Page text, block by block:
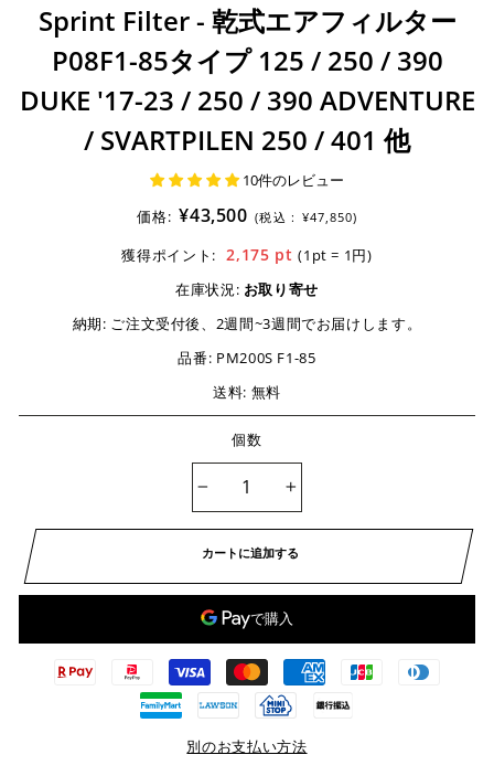
Sprint Filter - 乾式エアフィルター
P08F1-85タイプ 125 / 250 / 390
DUKE '17-23 / 250 / 390 ADVENTURE
/ SVARTPILEN 250 / 401 他
10件のレビュー
価格: ¥43,500 (税込 : ¥47,850)
獲得ポイント: 2,175 pt(1pt = 1円)
在庫状況: お取り寄せ
納期: ご注文受付後、2週間~3週間でお届けします。
品番: PM200S F1-85
送料: 無料
個数
カートに追加する
別のお支払い方法